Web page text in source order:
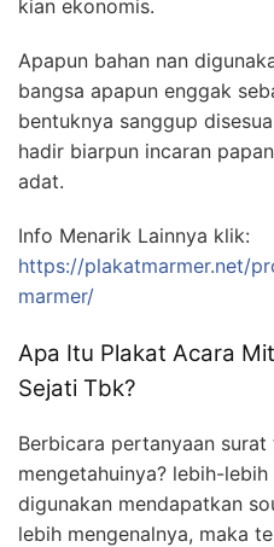
kian ekonomis.
Apapun bahan nan
bangsa apapun enggak
bentuknya sanggup
hadir biarpun incaran
adat.
Info Menarik Lainnya klik:
https://plakatmarmer.net/
marmer/
Apa Itu Plakat Acara
Sejati Tbk?
Berbicara pertanyaan surat
mengetahuinya? lebih-
digunakan mendapatkan
lebih mengenalnya, maka